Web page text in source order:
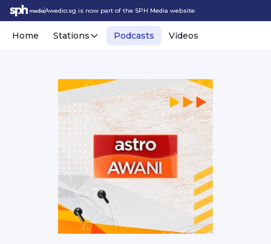
Awedio.sg is now part of the SPH Media website.
Home Stations Podcasts Videos